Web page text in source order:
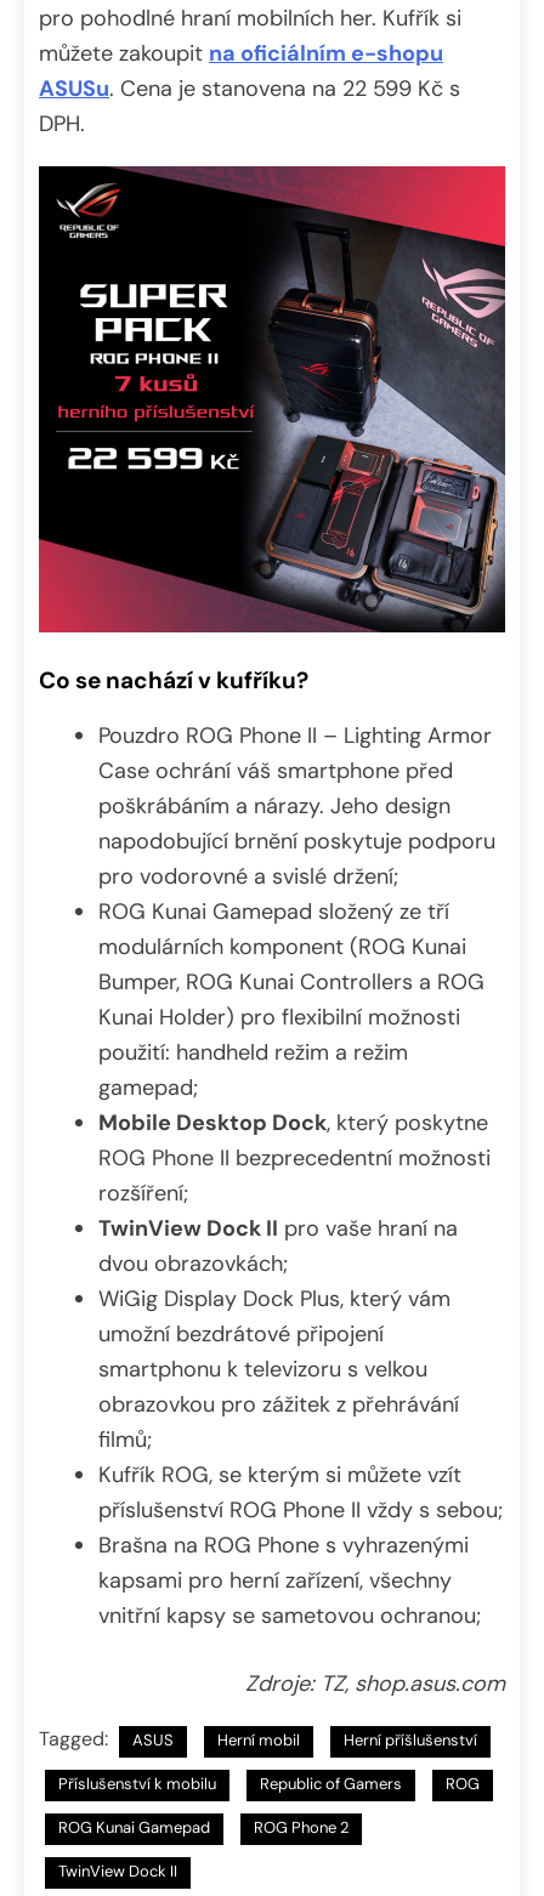
pro pohodlné hraní mobilních her. Kufřík si
můžete zakoupit na oficiálním e-shopu
ASUSu. Cena je stanovena na 22 599 Kč s
DPH.
Co se nachází v kufříku?
Pouzdro ROG Phone II – Lighting Armor
Case ochrání váš smartphone před
poškrábáním a nárazy. Jeho design
napodobující brnění poskytuje podporu
pro vodorovné a svislé držení;
ROG Kunai Gamepad složený ze tří
modulárních komponent (ROG Kunai
Bumper, ROG Kunai Controllers a ROG
Kunai Holder) pro flexibilní možnosti
použití: handheld režim a režim
gamepad;
Mobile Desktop Dock, který poskytne
ROG Phone II bezprecedentní možnosti
rozšíření;
TwinView Dock II pro vaše hraní na
dvou obrazovkách;
WiGig Display Dock Plus, který vám
umožní bezdrátové připojení
smartphonu k televizoru s velkou
obrazovkou pro zážitek z přehrávání
filmů;
Kufřík ROG, se kterým si můžete vzít
příslušenství ROG Phone II vždy s sebou;
Brašna na ROG Phone s vyhrazenými
kapsami pro herní zařízení, všechny
vnitřní kapsy se sametovou ochranou;
Zdroje: TZ, shop.asus.com
Tagged: ASUS Herní mobil Herní příšlušenství
Příslušenství k mobilu Republic of Gamers ROG
ROG Kunai Gamepad ROG Phone 2
TwinView Dock II